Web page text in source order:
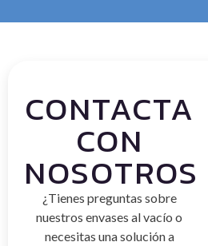
CONTACTA
CON
NOSOTROS
¿Tienes preguntas sobre
nuestros envases al vacío o
necesitas una solución a